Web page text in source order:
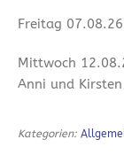
Freitag
Mittwoch
Anni und
Kategorien: